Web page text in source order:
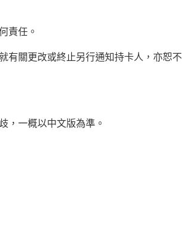
責任。
有關更改或終止另行通知持卡人，亦恕不
，一概以中文版為準。